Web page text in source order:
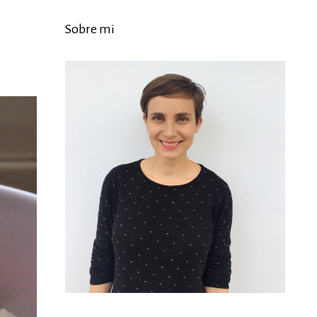
Sobre mi